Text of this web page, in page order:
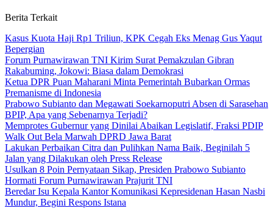
Berita Terkait
Kasus Kuota Haji Rp1 Triliun, KPK Cegah Eks Menag Gus Yaqut
Bepergian
Forum Purnawirawan TNI Kirim Surat Pemakzulan Gibran
Rakabuming, Jokowi: Biasa dalam Demokrasi
Ketua DPR Puan Maharani Minta Pemerintah Bubarkan Ormas
Premanisme di Indonesia
Prabowo Subianto dan Megawati Soekarnoputri Absen di Sarasehan
BPIP, Apa yang Sebenarnya Terjadi?
Memprotes Gubernur yang Dinilai Abaikan Legislatif, Fraksi PDIP
Walk Out Bela Marwah DPRD Jawa Barat
Lakukan Perbaikan Citra dan Pulihkan Nama Baik, Beginilah 5
Jalan yang Dilakukan oleh Press Release
Usulkan 8 Poin Pernyataan Sikap, Presiden Prabowo Subianto
Hormati Forum Purnawirawan Prajurit TNI
Beredar Isu Kepala Kantor Komunikasi Kepresidenan Hasan Nasbi
Mundur, Begini Respons Istana